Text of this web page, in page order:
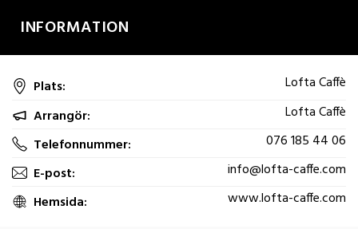
INFORMATION
Plats:
Lofta Caffè
Arrangör:
Lofta Caffè
Telefonnummer:
076 185 44 06
E-post:
info@lofta-caffe.com
Hemsida:
www.lofta-caffe.com